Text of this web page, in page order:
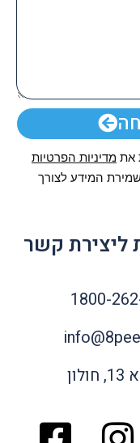
את מדיניות הפרטיות
המידע לצורך
ליצירת קשר
1800-